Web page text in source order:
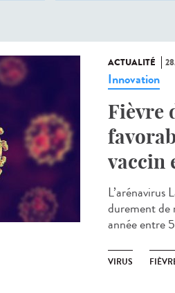
ACTUALITÉ
Innovation
Fièvre
vaccin
L’arénavirus
durement de
année entre
VIRUS